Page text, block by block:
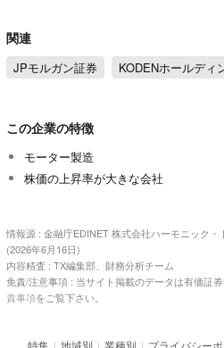
関連
JPモルガン証券 KODENホールディ
この企業の特徴
モーター製造
株価の上昇率が大きな会社
情報源 : 金融庁EDINET 株式会社ハーモニック
(2026年6月16日)
内容精査 : TX編集部、財務分析チーム
免責/注意事項 : 当サイト掲載のデータは有価証
責事項をご覧下さい。
特集 | 地域別 | 業種別 | プライバシー